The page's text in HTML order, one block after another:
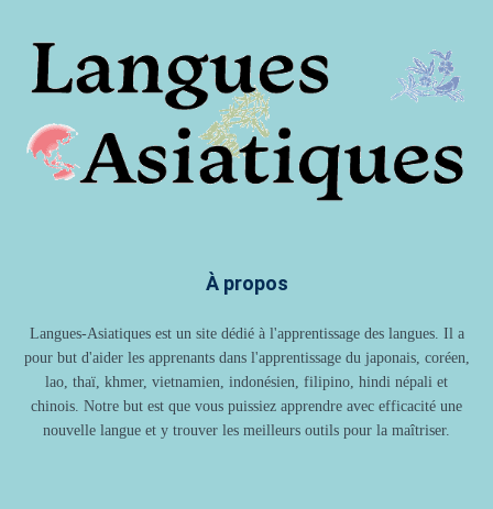
À propos
Langues-Asiatiques est un site dédié à l'apprentissage des langues. Il a
pour but d'aider les apprenants dans l'apprentissage du japonais, coréen,
lao, thaï, khmer, vietnamien, indonésien, filipino, hindi népali et
chinois. Notre but est que vous puissiez apprendre avec efficacité une
nouvelle langue et y trouver les meilleurs outils pour la maîtriser.